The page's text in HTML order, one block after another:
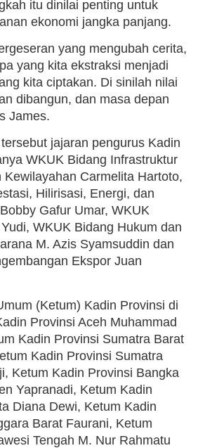
itu dinilai penting untuk
ekonomi jangka panjang.
yang mengubah cerita,
yang kita ekstraksi menjadi
kita ciptakan. Di sinilah nilai
dibangun, dan masa depan
James.
jajaran pengurus Kadin
WKUK Bidang Infrastruktur
Carmelita Hartoto,
Hilirisasi, Energi, dan
Gafur Umar, WKUK
WKUK Bidang Hukum dan
M. Azis Syamsuddin dan
Ekspor Juan
(Ketum) Kadin Provinsi di
Provinsi Aceh Muhammad
Kadin Provinsi Sumatra Barat
Kadin Provinsi Sumatra
Ketum Kadin Provinsi Bangka
Yapranadi, Ketum Kadin
Diana Dewi, Ketum Kadin
Barat Faurani, Ketum
Tengah M. Nur Rahmatu